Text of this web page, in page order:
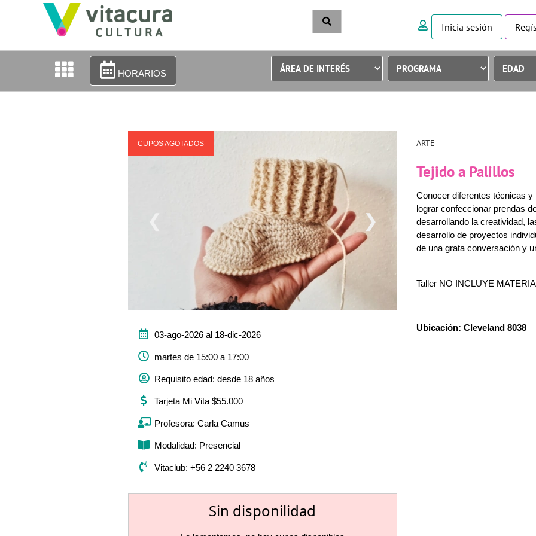
Inicia sesión
HORARIOS
CUPOS AGOTADOS
❮ ❯
03-ago-2026 al 18-dic-2026
martes de 15:00 a 17:00
Requisito edad: desde 18 años
Tarjeta Mi Vita $55.000
Profesora: Carla Camus
Modalidad: Presencial
Vitaclub: +56 2 2240 3678
Sin disponilidad
ARTE
Tejido a Palillos
Conocer diferentes técnicas y
lograr confeccionar prendas
desarrollando la creatividad,
desarrollo de proyectos
de una grata conversación y
Taller NO INCLUYE
Ubicación: Cleveland 8038